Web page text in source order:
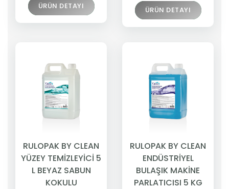
ÜRÜN DETAYI ÜRÜN DETAYI
RULOPAK BY CLEAN
YÜZEY TEMİZLEYİCİ 5
L BEYAZ SABUN
KOKULU
RULOPAK BY CLEAN
ENDÜSTRİYEL
BULAŞIK MAKİNE
PARLATICISI 5 KG